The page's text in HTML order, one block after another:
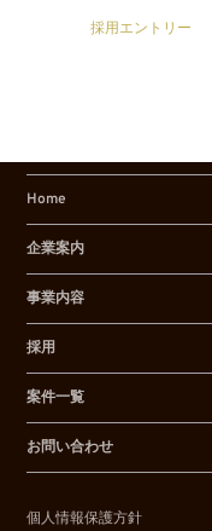
採用エントリー
Home
企業案内
事業内容
採用
案件一覧
お問い合わせ
個人情報保護方針